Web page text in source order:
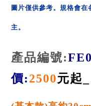
圖片僅供參考。規格會在
主。
產品編號:
價:2500元起_